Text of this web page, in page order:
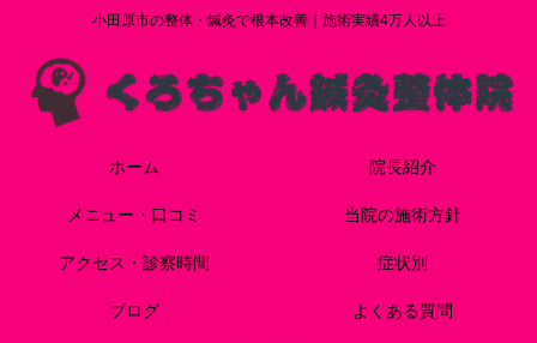
小田原市の整体・鍼灸で根本改善｜施術実績4万人以上
ホーム 院長紹介
メニュー・口コミ 当院の施術方針
アクセス・診察時間 症状別
ブログ よくある質問